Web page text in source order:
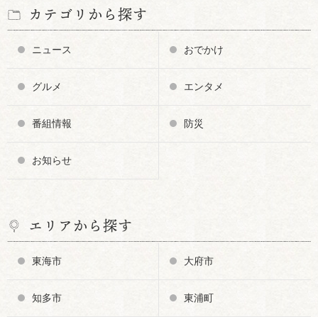
カテゴリから探す
ニュース おでかけ
グルメ エンタメ
番組情報 防災
お知らせ
エリアから探す
東海市 大府市
知多市 東浦町